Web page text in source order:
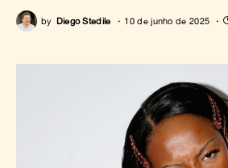
by Diego Stedile 10 de junho de 2025